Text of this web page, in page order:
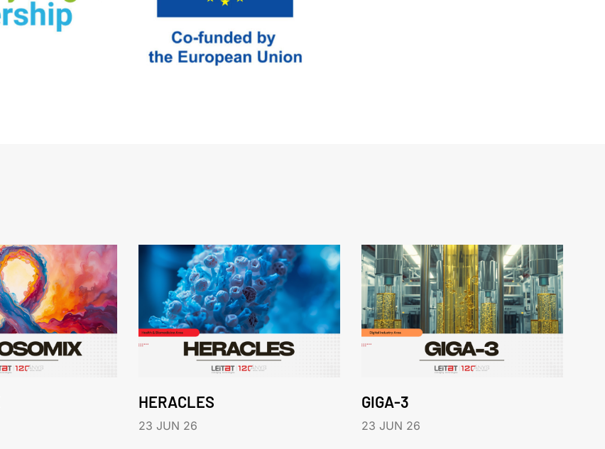
HERACLES
23 JUN 26
GIGA-3
23 JUN 26